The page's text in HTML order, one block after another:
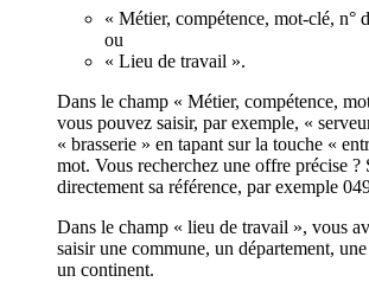
« Métier, compétence, mot-clé, n°
ou
« Lieu de travail ».
Dans le champ « Métier, compétence,
vous pouvez saisir, par exemple, «
« brasserie » en tapant sur la touche «
mot. Vous recherchez une offre précise ?
directement sa référence, par exemple
Dans le champ « lieu de travail », vous
saisir une commune, un département,
un continent.